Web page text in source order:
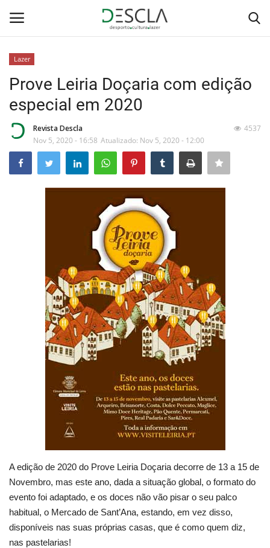
Home
...by Descla
Desporto
Estatuto Editorial
Ficha técnica
Lazer
Prove Leiria Doçaria com edição
especial em 2020
Revista Descla
Nov 5, 2020 - 16:58 Atualizado: Nov 5, 2020 - 12:00
4537
A edição de 2020 do Prove Leiria Doçaria decorre de 13 a 15 de
Novembro, mas este ano, dada a situação global, o formato do
evento foi adaptado, e os doces não vão pisar o seu palco
habitual, o Mercado de Sant’Ana, estando, em vez disso,
disponíveis nas suas próprias casas, que é como quem diz,
nas pastelarias!